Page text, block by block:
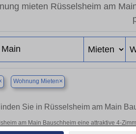
mieten Rüsselsheim am
Wohnung Mieten×
Sie in Rüsselsheim am Main
am Main Bauschheim eine attraktive 4-
am Main Bauschheim finden Sie Ihre